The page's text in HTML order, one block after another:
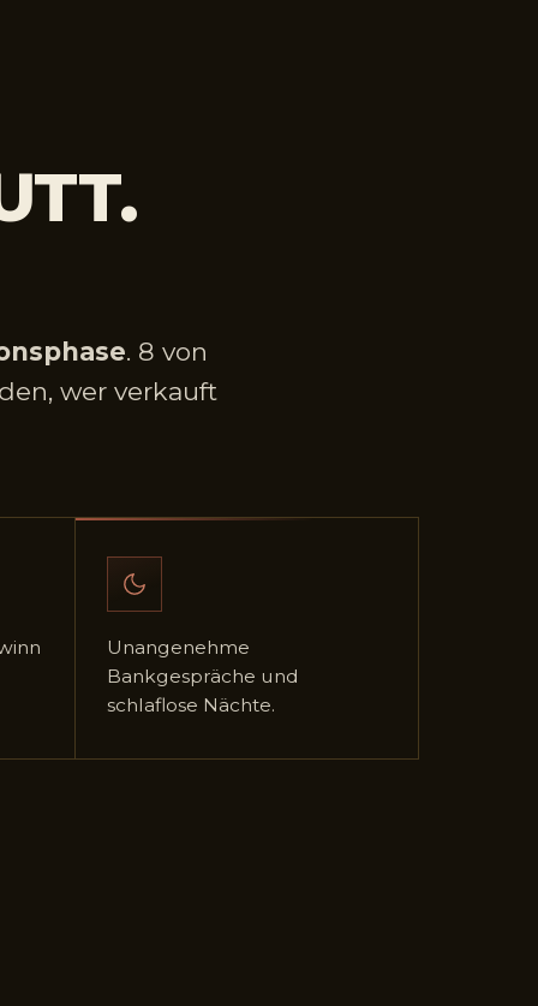
. 8 von
wer verkauft
Unangenehme
Bankgespräche und
schlaflose Nächte.